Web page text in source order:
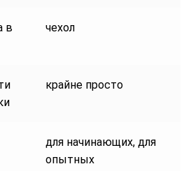
в
чехол
крайне просто
для начинающих, для
опытных